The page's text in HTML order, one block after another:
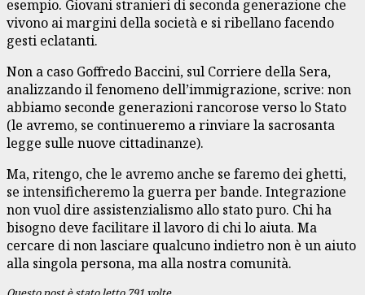
esempio. Giovani stranieri di seconda generazione che
vivono ai margini della società e si ribellano facendo
gesti eclatanti.
Non a caso Goffredo Baccini, sul Corriere della Sera,
analizzando il fenomeno dell’immigrazione, scrive: non
abbiamo seconde generazioni rancorose verso lo Stato
(le avremo, se continueremo a rinviare la sacrosanta
legge sulle nuove cittadinanze).
Ma, ritengo, che le avremo anche se faremo dei ghetti,
se intensificheremo la guerra per bande. Integrazione
non vuol dire assistenzialismo allo stato puro. Chi ha
bisogno deve facilitare il lavoro di chi lo aiuta. Ma
cercare di non lasciare qualcuno indietro non è un aiuto
alla singola persona, ma alla nostra comunità.